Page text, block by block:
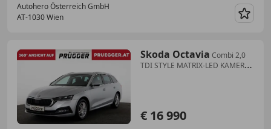
Autohero Österreich GmbH
AT-1030 Wien
Skoda Octavia Combi 2,0
TDI STYLE MATRIX-LED KAMERA
€ 16 990